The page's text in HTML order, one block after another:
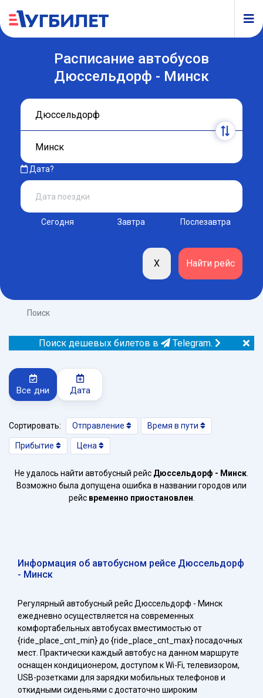
Расписание автобусов
Дюссельдорф - Минск
Дата?
Сегодня Завтра Послезавтра
Поиск
Поиск дешевых билетов в Telegram.
Все дни Дата
Сортировать: Отправление Время в пути
Прибытие Цена
Не удалось найти автобусный рейс Дюссельдорф - Минск
Возможно была допущена ошибка в названии городов или
рейс временно приостановлен
Информация об автобусном рейсе Дюссельдорф
- Минск
Регулярный автобусный рейс Дюссельдорф - Минск
ежедневно осуществляется на современных
комфортабельных автобусах вместимостью от
{ride_place_cnt_min} до {ride_place_cnt_max} посадочных
мест. Практически каждый автобус на данном маршруте
оснащен кондиционером, доступом к Wi-Fi, телевизором,
USB-розетками для зарядки мобильных телефонов и
откидными сиденьями с достаточно широким